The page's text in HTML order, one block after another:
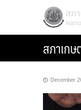
สภาเกษ
National
สภาเก
December